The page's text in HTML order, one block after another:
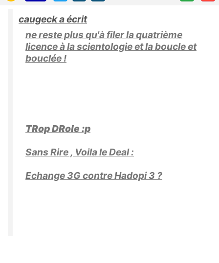
caugeck a écrit
ne reste plus qu'à filer la quatrième
licence à la scientologie et la boucle et
bouclée !
TRop DRole :p
Sans Rire , Voila le Deal :
Echange 3G contre Hadopi 3 ?